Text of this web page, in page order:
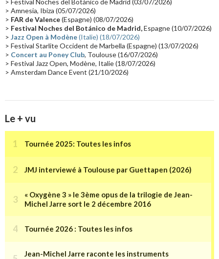
Synthé Roland(15) Belgique(15)
(14) Astronomie (14)
Tournée 2025(14) 2024(14) Chine(13)
> Festival Noches del Botánico de Madrid (03/07/2026)
> Amnesia, Ibiza (05/07/2026)
> FAR de Valence(Espagne) (08/07/2026)
> Festival Noches del Botánico de Madrid,Espagne (10/07/2026)
> Jazz Open à Modène(Italie) (18/07/2026)
> Festival Starlite Occident de Marbella (Espagne) (13/07/2026)
> Concert au Poney Club, Toulouse (16/07/2026)
> Festival Jazz Open, Modène, Italie (18/07/2026)
> Amsterdam Dance Event (21/10/2026)
Le + vu